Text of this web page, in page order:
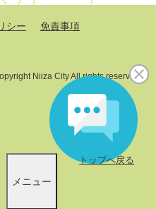
メニュー
トップへ戻る
シー
免責事項
Niiza City All rights reserved.